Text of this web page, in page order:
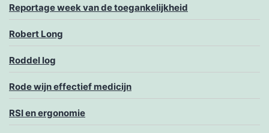
Reportage week van de toegankelijkheid
Robert Long
Roddel log
Rode wijn effectief medicijn
RSI en ergonomie